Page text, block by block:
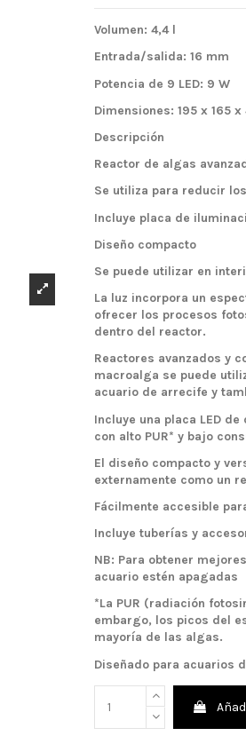
Volumen: 4,4 l
Entrada/salida: 16 mm
Potencia de 9 LED: 9 W
Dimensiones: 195 x 165
Descripción
Reactor de algas
Se utiliza para reducir
Incluye placa de
Diseño compacto
Se puede utilizar en
La luz incorpora un
ofrecer los procesos
dentro del reactor.
Reactores avanzados y
macroalga se puede
acuario de arrecife y
Incluye una placa LED
con alto PUR* y bajo
El diseño compacto y
externamente como un
Fácilmente accesible
Incluye tuberías y
NB: Para obtener
acuario estén apagadas
*La PUR (radiación
embargo, los picos del
mayoría de las algas.
Diseñado para acuarios